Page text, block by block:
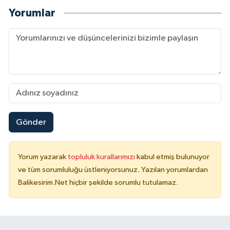
Yorumlar
Gönder
Yorum yazarak topluluk kurallarımızı kabul etmiş bulunuyor
ve tüm sorumluluğu üstleniyorsunuz. Yazılan yorumlardan
Balikesirim.Net hiçbir şekilde sorumlu tutulamaz.